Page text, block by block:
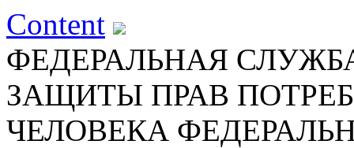
Content
ФЕДЕРАЛЬНАЯ
ЗАЩИТЫ ПРАВ
ЧЕЛОВЕКА